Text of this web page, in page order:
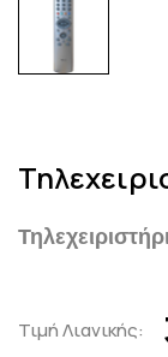
Τιμή Λιανικής: